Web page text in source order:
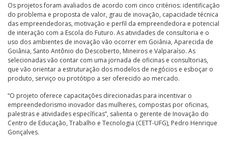
Os projetos foram avaliados de acordo com cinco critérios: identificação
do problema e proposta de valor, grau de inovação, capacidade técnica
das empreendedoras, motivação e perfil da empreendedora e potencial
de interação com a Escola do Futuro. As atividades de consultoria e o
uso dos ambientes de inovação vão ocorrer em Goiânia, Aparecida de
Goiânia, Santo Antônio do Descoberto, Mineiros e Valparaíso. As
selecionadas vão contar com uma jornada de oficinas e consultorias,
que vão orientar a estruturação dos modelos de negócios e esboçar o
produto, serviço ou protótipo a ser oferecido ao mercado.
“O projeto oferece capacitações direcionadas para incentivar o
empreendedorismo inovador das mulheres, compostas por oficinas,
palestras e atividades específicas”, salienta o gerente de Inovação do
Centro de Educação, Trabalho e Tecnologia (CETT-UFG), Pedro Henrique
Gonçalves.